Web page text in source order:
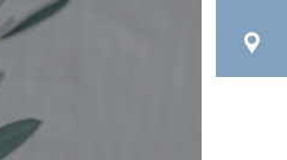
どういう時に『満たされ